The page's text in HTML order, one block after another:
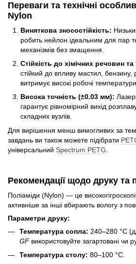
Переваги та технічні
Nylon
Виняткова зносостійкість:
робить нейлон ідеальним для пар
механізмів без змащення.
Стійкість до хімічних речовин
стійкий до впливу мастил, бензину,
витримує високі робочі температури.
Висока точність (±0.03 мм):
гарантує рівномірний вихід
складних вузлів.
Для вирішення менш вимогливих за
завдань ви також можете підібрати
універсальний Spectrum PETG
Рекомендації щодо друку та
Поліаміди (Nylon) — це
активніше за інші вбирають вологу з
Параметри друку:
Температура сопла: 240–280 °C
GFвикористовуйте загартовані чи
Температура столу: 80–100 °C.